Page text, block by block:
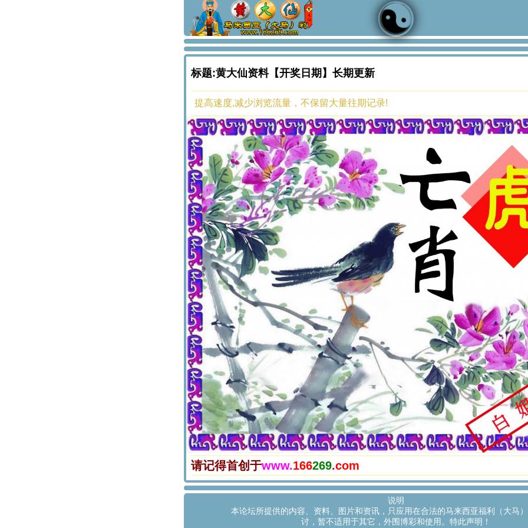
标题:黄大仙资料【开奖日期】长期更新
提高速度,减少浏览流量，不保留大量往期记录!
请记得首创于www.166269.com
说明
本论坛所提供的内容、资料、图片和资讯，只应用在合法的马来西亚福利（大马
讨，暂不适用于其它，外围博彩和使用。特此声明！